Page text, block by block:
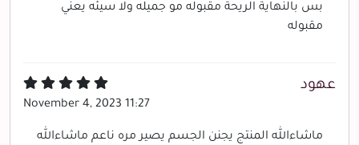
بس بالنهاية الريحة مقبوله مو جميله ولا سيئه يعني
مقبوله
عهود
November 4, 2023 11:27
ماشاءالله المنتج يجنن الجسم يصير مره ناعم ماشاءالله